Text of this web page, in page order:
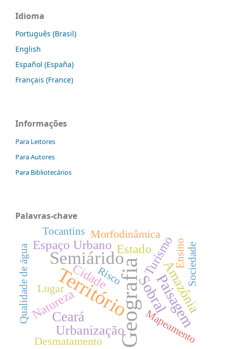
Idioma
Português (Brasil)
English
Español (España)
Français (France)
Informações
Para Leitores
Para Autores
Para Bibliotecários
Palavras-chave
Geografia
Território
Semiárido
SobralPaisagem
Ceará
Amazônia
Urbanização
Espaço Urbano Turismo
Cidade
Natureza
Estado
Morfodinâmica
Lugar
Desmatamento
Qualidade de água
Tocantins
Mapeamento
Risco Sociedade
Ensino